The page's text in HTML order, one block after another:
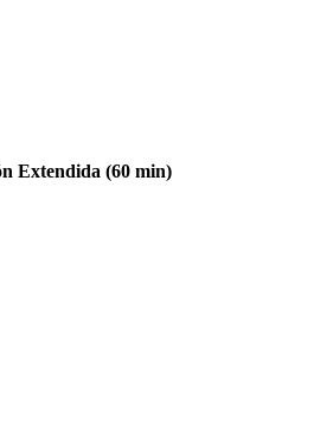
Extendida (60 min)